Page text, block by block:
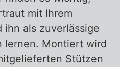
mit Ihrem
als zuverlässige
lernen. Montiert wird
Stützen